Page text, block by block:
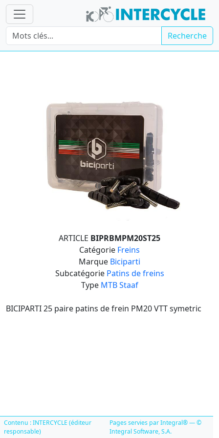
Recherche
ARTICLE BIPRBMPM20ST25
Catégorie Freins
Marque Biciparti
Subcatégorie Patins de freins
Type MTB Staaf
BICIPARTI 25 paire patins de frein PM20 VTT symetric
Contenu : INTERCYCLE (éditeur
responsable)
Pages servies par Integral® — ©
Integral Software, S.A.